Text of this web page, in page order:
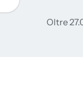
Oltre